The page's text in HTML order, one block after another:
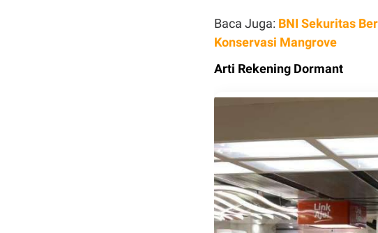
Baca Juga: BNI Sekuritas
Konservasi Mangrove
Arti Rekening Dormant